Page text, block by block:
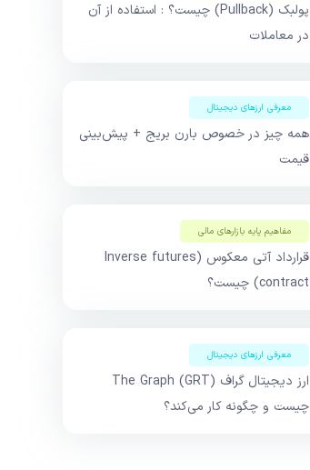
پولبک (Pullback) چیست؟ : استفاده از آن
در معاملات
معرفی ارزهای دیجیتال
همه چیز در خصوص بارن بریج + پیش‌بینی
قیمت
مفاهیم پایه بازار‌های مالی
قرارداد آتی معکوس (Inverse futures
contract) چیست؟
معرفی ارزهای دیجیتال
ارز دیجیتال گراف The Graph (GRT)
چیست و چگونه کار می‌کند؟